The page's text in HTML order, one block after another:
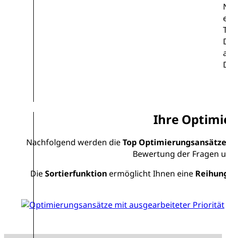
Ihre
Nachfolgend werden dieTop
Bewertung der Fragen
DieSortierfunktionermöglicht Ihnen eine